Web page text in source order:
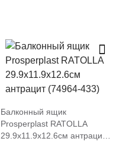
Балконный ящик
Prosperplast RATOLLA
29.9х11.9х12.6см антрацит